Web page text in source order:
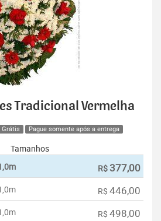
Tradicional Vermelha
Grátis Pague somente após a entrega
Tamanhos
R$ 377,00
R$ 446,00
R$ 498,00